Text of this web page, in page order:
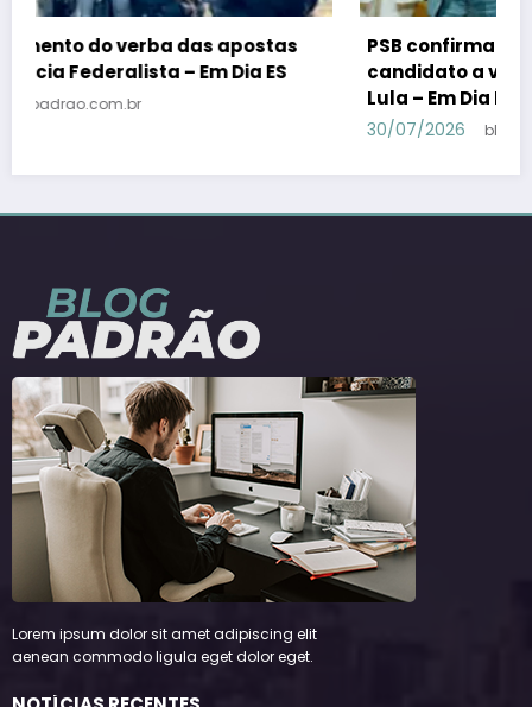
PSB confirma Geraldo Alckmin porquê
candidato a vice-presidente na fórmula com
Lula – Em Dia ES
Lorem ipsum dolor sit amet adipiscing elit
aenean commodo ligula eget dolor eget.